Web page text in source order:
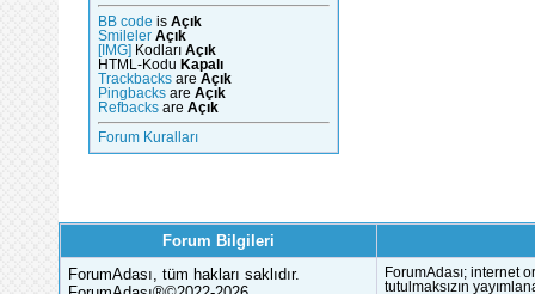
BB code is Açık
Smileler Açık
[IMG] Kodları Açık
HTML-Kodu Kapalı
Trackbacks are Açık
Pingbacks are Açık
Refbacks are Açık
Forum Kuralları
Forum Bilgileri
ForumAdası, tüm hakları saklıdır.
ForumAdası; internet
tutulmaksızın